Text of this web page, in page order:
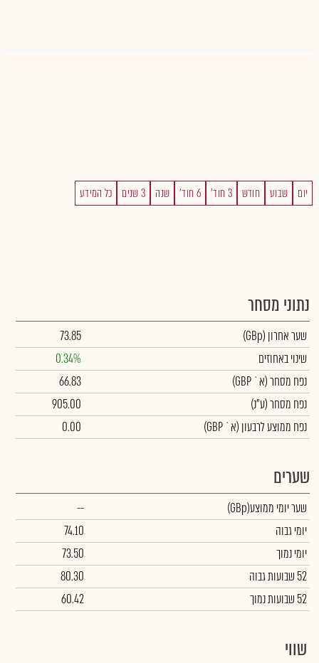
יום שבוע חודש 3 חוד' 6 חוד' שנה 3 שנים כל המידע
נתוני מסחר
שער אחרון (GBp)
73.85
שינוי באחוזים
0.34%
נפח מסחר(א` GBP)
66.83
נפח מסחר(ע"נ)
905.00
נפח ממוצע לרבעון (א` GBP)
0.00
שערים
שער יומי ממוצע(GBp)
--
יומי גבוה
74.10
יומי נמוך
73.50
52 שבועות גבוה
80.30
52 שבועות נמוך
60.42
שווי